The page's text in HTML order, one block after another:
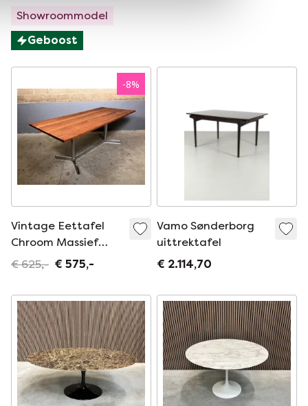
Showroommodel
Geboost
-8%
Vintage Eettafel
Chroom Massief
kersen industrieel
€ 625,- € 575,-
Vamo Sønderborg
uittrektafel
€ 2.114,70